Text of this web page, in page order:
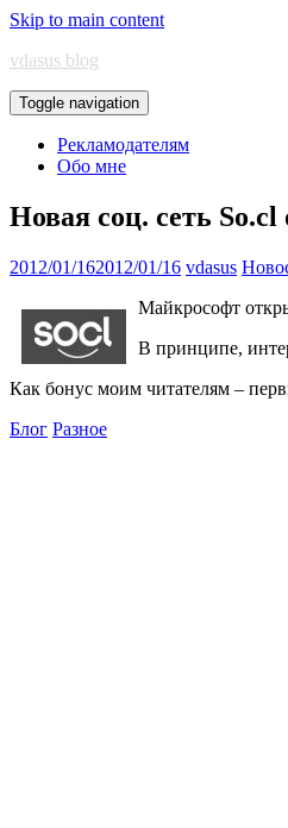
Skip to main content
vdasus blog
Toggle navigation
Рекламодателям
Обо мне
Новая соц. сеть
2012/01/162012/01/16 vdasus
Майкрософт
В принципе,
Как бонус моим читателям –
Блог Разное